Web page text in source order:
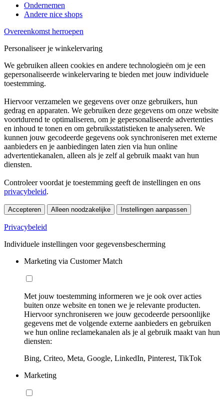
Ondernemen
Andere nice shops
Overeenkomst herroepen
Personaliseer je winkelervaring
We gebruiken alleen cookies en andere technologieën om je een
gepersonaliseerde winkelervaring te bieden met jouw individuele
toestemming.
Hiervoor verzamelen we gegevens over onze gebruikers, hun
gedrag en apparaten. We gebruiken deze gegevens om onze website
voortdurend te optimaliseren, om je gepersonaliseerde advertenties
en inhoud te tonen en om gebruiksstatistieken te analyseren. We
kunnen jouw gecodeerde gegevens ook synchroniseren met externe
aanbieders en je aanbiedingen laten zien via hun online
advertentiekanalen, alleen als je zelf al gebruik maakt van hun
diensten.
Controleer voordat je toestemming geeft de instellingen en ons
privacybeleid.
Accepteren Alleen noodzakelijke Instellingen aanpassen
Privacybeleid
Individuele instellingen voor gegevensbescherming
Marketing via Customer Match
Met jouw toestemming informeren we je ook over acties
buiten onze website en tonen we je relevante producten.
Hiervoor synchroniseren we jouw gecodeerde persoonlijke
gegevens met de volgende externe aanbieders en gebruiken
we hun online reclamekanalen als je al gebruik maakt van hun
diensten:
Bing, Criteo, Meta, Google, LinkedIn, Pinterest, TikTok
Marketing